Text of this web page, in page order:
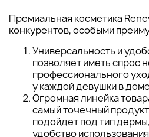
Премиальная косметика
конкурентов, особыми
Универсальность и
позволяет иметь спрос
профессионального
у каждой девушки в
Огромная линейка
самый точечный
подойдет под тип
удобство